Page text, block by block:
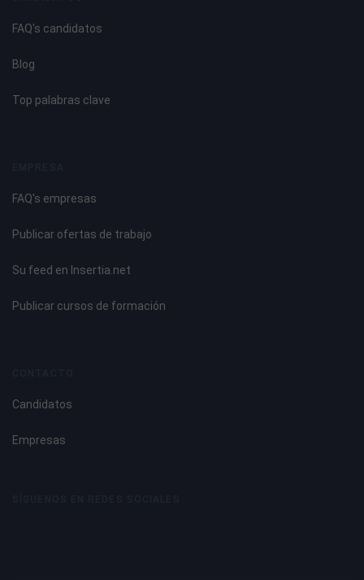
FAQ's candidatos
Blog
Top palabras clave
FAQ's empresas
Publicar ofertas de trabajo
Su feed en Insertia.net
Publicar cursos de formación
Candidatos
Empresas